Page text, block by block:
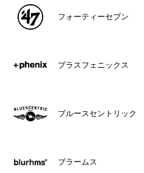
フォーティーセブン
プラスフェニックス
ブルースセントリック
ブラームス